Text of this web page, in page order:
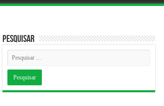
Pesquisar